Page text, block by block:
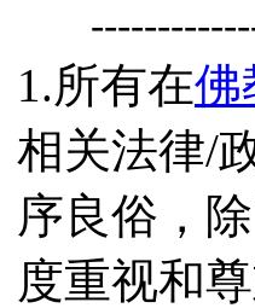
1.所有在佛
相关法律/
序良俗，
度重视和